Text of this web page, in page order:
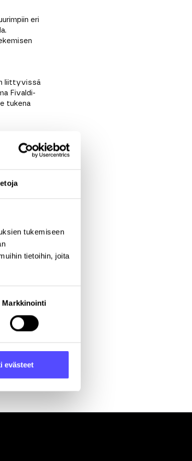
tukemiseen
tietoihin, joita
Markkinointi
evästeet
eri
liittyvissä
Fivaldi-
tukena